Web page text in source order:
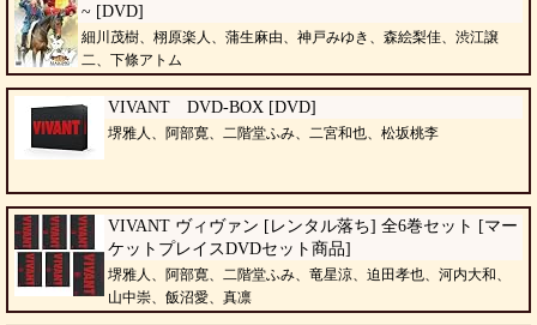
~ [DVD]
細川茂樹、栩原楽人、蒲生麻由、神戸みゆき、森絵梨佳、渋江譲
二、下條アトム
VIVANT DVD-BOX [DVD]
堺雅人、阿部寛、二階堂ふみ、二宮和也、松坂桃李
VIVANT ヴィヴァン [レンタル落ち] 全6巻セット [マー
ケットプレイスDVDセット商品]
堺雅人、阿部寛、二階堂ふみ、竜星涼、迫田孝也、河内大和、
山中崇、飯沼愛、真凛